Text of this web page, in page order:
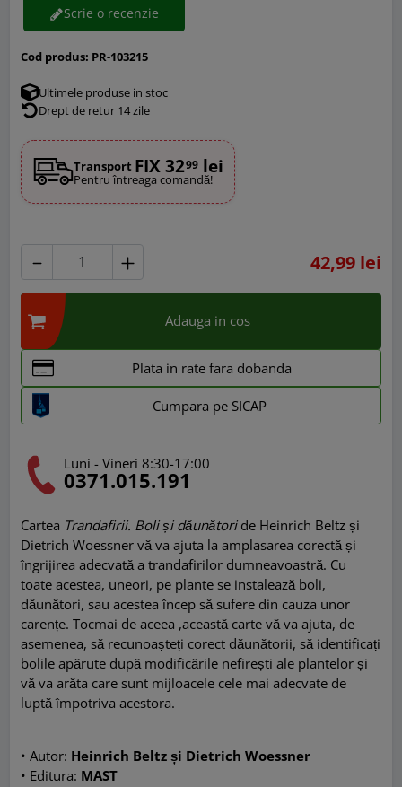
Scrie o recenzie
Cod produs: PR-103215
Ultimele produse in stoc
Drept de retur 14 zile
Transport FIX 3299 lei
Pentru întreaga comandă!
42,99 lei
Adauga in cos
Plata in rate fara dobanda
Cumpara pe SICAP
Luni - Vineri 8:30-17:00
0371.015.191
Cartea Trandafirii. Boli și dăunătoride Heinrich Beltz și
Dietrich Woessner vă va ajuta la amplasarea corectă și
îngrijirea adecvată a trandafirilor dumneavoastră. Cu
toate acestea, uneori, pe plante se instalează boli,
dăunători, sau acestea încep să sufere din cauza unor
carențe. Tocmai de aceea ,această carte vă va ajuta, de
asemenea, să recunoașteți corect dăunătorii, să identificați
bolile apărute după modificările nefirești ale plantelor și
vă va arăta care sunt mijloacele cele mai adecvate de
luptă împotriva acestora.
•Autor: Heinrich Beltz și Dietrich Woessner
• Editura: MAST